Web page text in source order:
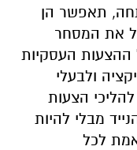
תאפשר הן
את המסחר
ההצעות העסקיות
ולבעלי
הצעות
מבלי להיות
לכל